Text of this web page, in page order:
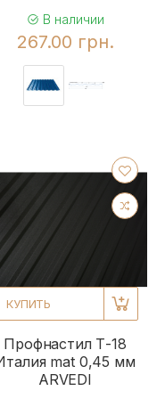
В наличии
267.00 грн.
КУПИТЬ
Профнастил Т-18
mat 0,45 мм
ARVEDI